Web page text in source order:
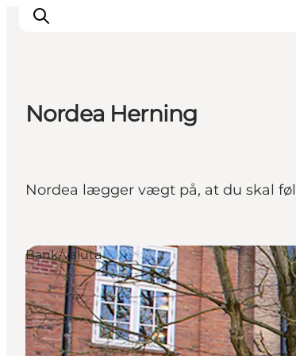
Kunstlandet
Se og oplev
Sov godt
Book overnatning
Nordea Herning
Nordea lægger vægt på, at du skal
Bank/valuta